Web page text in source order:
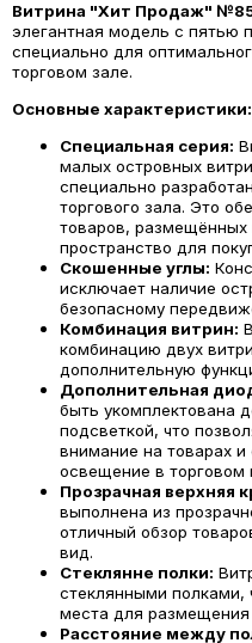
Витрина "Хит Продаж"
элегантная модель с пятью
специально для
торговом зале.
Основные характеристики:
Специальная серия:
малых островных
специально
торгового зала. Это
товаров, размещённых
пространство для
Скошенные углы:
исключает наличие
безопасному
Комбинация витрин:
комбинацию двух
дополнительную
Дополнительная
быть укомплектована
подсветкой, что
внимание на товарах
освещение в торговом
Прозрачная верхняя
выполнена из
отличный обзор
вид.
Стеклянне полки:
стеклянными полками,
места для размещения
Расстояние между